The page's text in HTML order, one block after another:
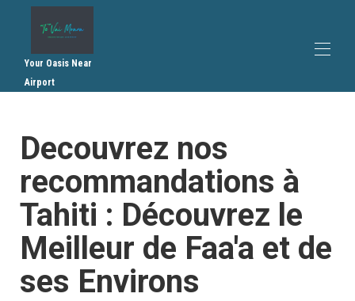
Your Oasis Near
Airport
Plan
Galería
Tarifas
Disponibilidad
Recomendaciones
Contacto
Reglamento interno
Condiciones generales de venta
Decouvrez nos
recommandations à
Tahiti : Découvrez le
Meilleur de Faa'a et de
ses Environs